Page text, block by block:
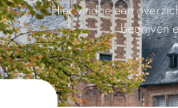
Hier vind je een
bedrijven